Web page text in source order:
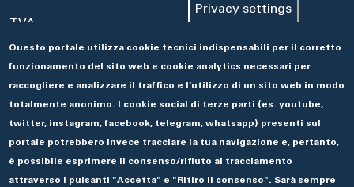
TVA
Portale Acquisti
Aseco
Privacy settings
Questo portale utilizza cookie tecnici indispensabili per il corretto
funzionamento del sito web e cookie analytics necessari per
raccogliere e analizzare il traffico e l’utilizzo di un sito web in modo
totalmente anonimo. I cookie social di terze parti (es. youtube,
twitter, instagram, facebook, telegram, whatsapp) presenti sul
portale potrebbero invece tracciare la tua navigazione e, pertanto,
è possibile esprimere il consenso/rifiuto al tracciamento
attraverso i pulsanti "Accetta" e "Ritiro il consenso". Sarà sempre